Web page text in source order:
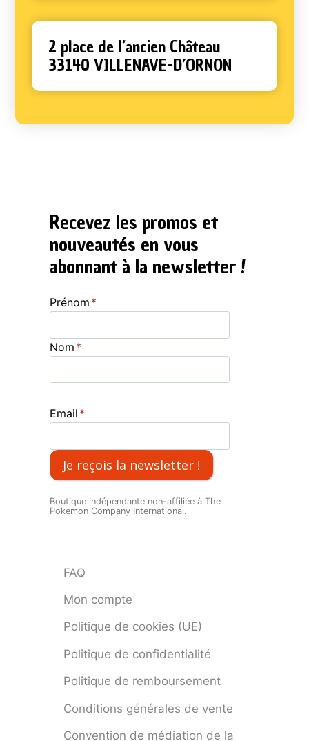
2 place de l’ancien Château
33140 VILLENAVE-D’ORNON
Recevez les promos et
nouveautés en vous
abonnant à la newsletter !
Prénom *
Nom *
Email *
Je reçois la newsletter !
Boutique indépendante non-affiliée à The
Pokemon Company International.
FAQ
Mon compte
Politique de cookies (UE)
Politique de confidentialité
Politique de remboursement
Conditions générales de vente
Convention de médiation de la